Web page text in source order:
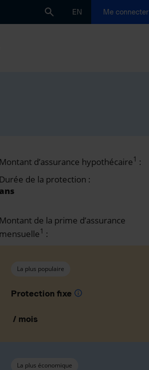
EN Me connecter
Montant d’assurance hypothécaire1 :
Durée de la protection :
ans
Montant de la prime d’assurance
mensuelle1 :
La plus populaire
Protection fixe info
/ mois
La plus économique